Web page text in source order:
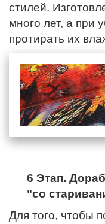
стилей.
много лет, а при
протирать их
6 Этап.
"со
Для того, чтобы